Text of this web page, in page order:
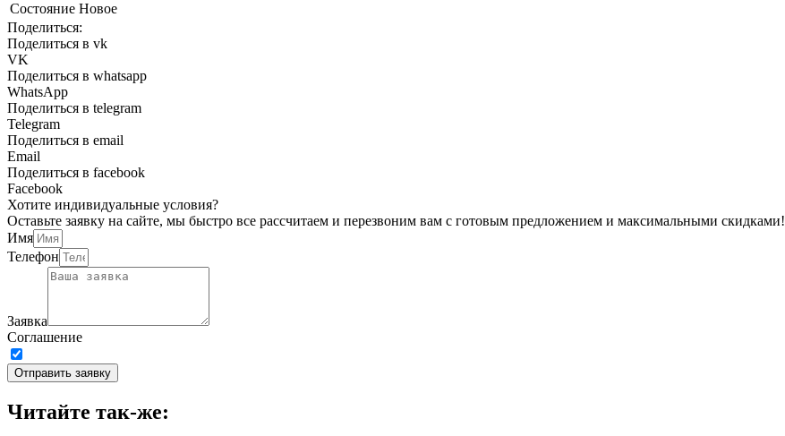
Состояние Новое
Поделиться:
Поделиться в vk
VK
Поделиться в whatsapp
WhatsApp
Поделиться в telegram
Telegram
Поделиться в email
Email
Поделиться в facebook
Facebook
Хотите индивидуальные условия?
Оставьте заявку на сайте, мы быстро все рассчитаем и перезвоним вам с готовым предложением и максимальными скидками!
Имя
Телефон
Заявка
Соглашение
Отправить заявку
Читайте так-же: